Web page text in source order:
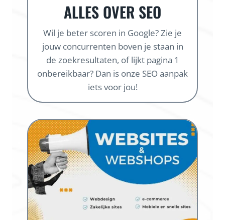
ALLES OVER SEO
Wil je beter scoren in Google? Zie je
jouw concurrenten boven je staan in
de zoekresultaten, of lijkt pagina 1
onbereikbaar? Dan is onze SEO aanpak
iets voor jou!